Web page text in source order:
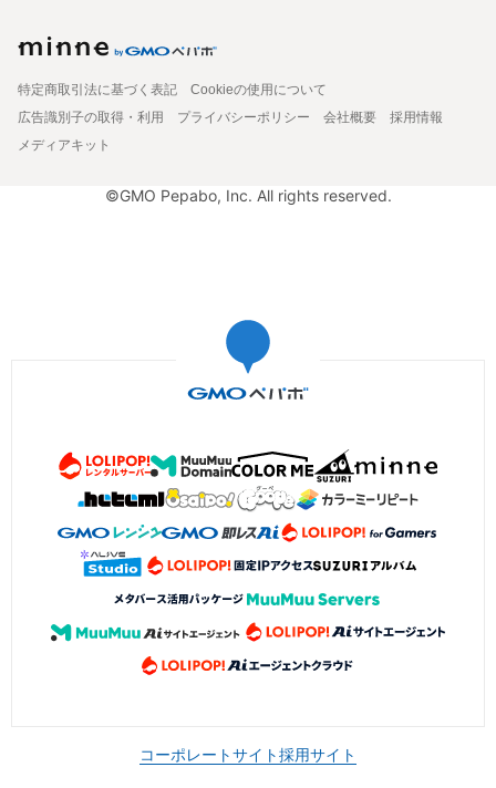
特定商取引法に基づく表記
Cookieの使用について
広告識別子の取得・利用
プライバシーポリシー 会社概要
採用情報
メディアキット
©GMO Pepabo, Inc. All rights reserved.
コーポレートサイト採用サイト